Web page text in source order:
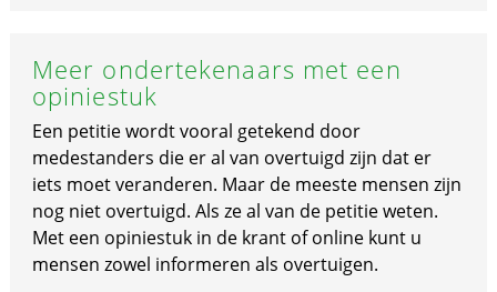
Meer ondertekenaars met een
opiniestuk
Een petitie wordt vooral getekend door
medestanders die er al van overtuigd zijn dat er
iets moet veranderen. Maar de meeste mensen zijn
nog niet overtuigd. Als ze al van de petitie weten.
Met een opiniestuk in de krant of online kunt u
mensen zowel informeren als overtuigen.